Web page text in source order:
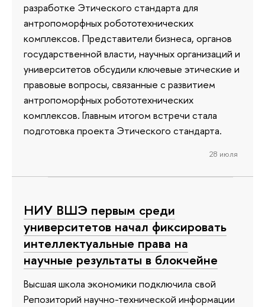
разработке Этического стандарта для
антропоморфных робототехнических
комплексов. Представители бизнеса, органов
государственной власти, научных организаций и
университетов обсудили ключевые этические и
правовые вопросы, связанные с развитием
антропоморфных робототехнических
комплексов. Главным итогом встречи стала
подготовка проекта Этического стандарта.
28 июля
НИУ ВШЭ первым среди
университетов начал фиксировать
интеллектуальные права на
научные результаты в блокчейне
Высшая школа экономики подключила свой
Репозиторий научно-технической информации